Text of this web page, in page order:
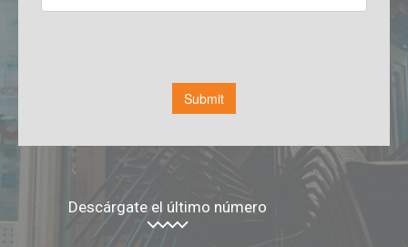
Descárgate el último número